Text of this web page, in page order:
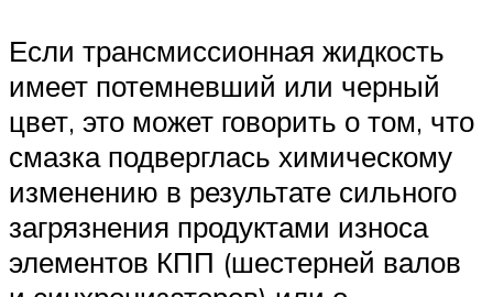
Если трансмиссионная жидкость
имеет потемневший или черный
цвет, это может говорить о том, что
смазка подверглась химическому
изменению в результате сильного
загрязнения продуктами износа
элементов КПП (шестерней валов